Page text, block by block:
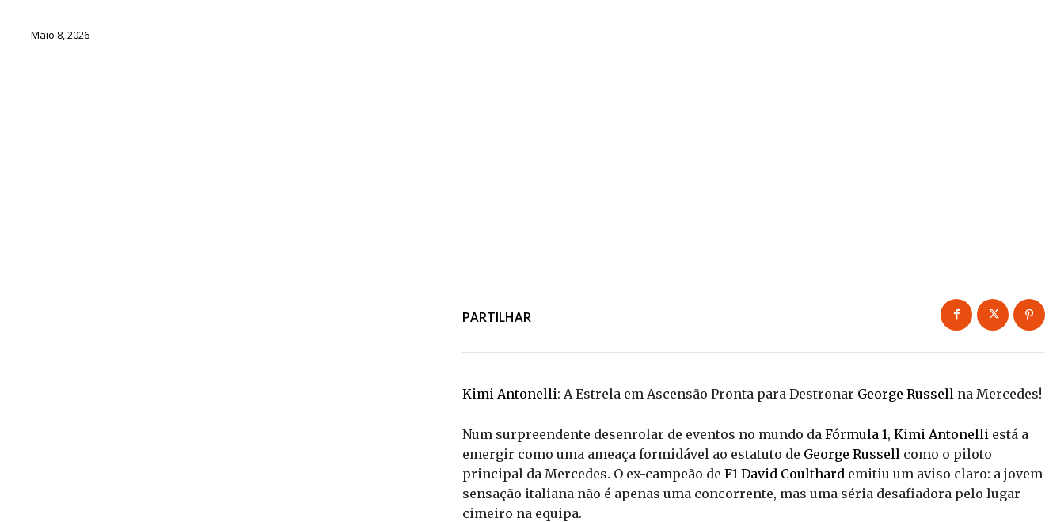
Maio 8, 2026
PARTILHAR
Kimi Antonelli: A Estrela em Ascensão Pronta para Destronar George Russell na Mercedes!
Num surpreendente desenrolar de eventos no mundo da Fórmula 1, Kimi Antonelli está a
emergir como uma ameaça formidável ao estatuto de George Russell como o piloto
principal da Mercedes. O ex-campeão de F1 David Coulthard emitiu um aviso claro: a jovem
sensação italiana não é apenas uma concorrente, mas uma séria desafiadora pelo lugar
cimeiro na equipa.